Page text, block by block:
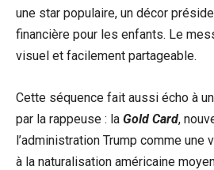
une star populaire, un décor
financière pour les enfants. Le
visuel et facilement partageable.
Cette séquence fait aussi écho à
par la rappeuse : la Gold Card,
l’administration Trump comme une
à la naturalisation américaine